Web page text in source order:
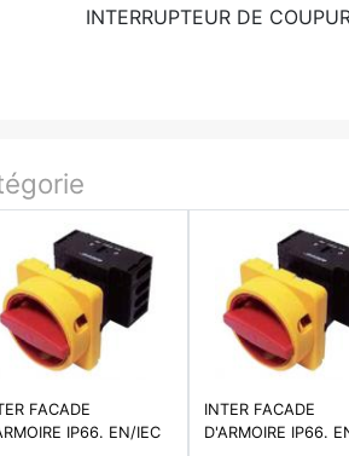
INTERRUPTEUR DE
FACADE
IP66. EN/IEC
INTER FACADE
D'ARMOIRE IP66.